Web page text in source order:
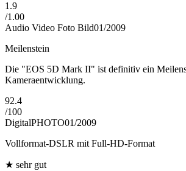
1.9
/1.00
Audio Video Foto Bild01/2009
Meilenstein
Die "EOS 5D Mark II" ist definitiv ein
Kameraentwicklung.
92.4
/100
DigitalPHOTO01/2009
Vollformat-DSLR mit Full-HD-Format
★ sehr gut